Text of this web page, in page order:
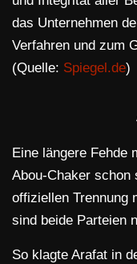
das Unternehmen
Verfahren und zum
(Quelle: Spiegel.de)
Eine längere Fehde
Abou-Chaker schon
offiziellen Trennung
sind beide Parteien
So klagte Arafat in